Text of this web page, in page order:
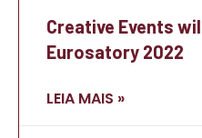
Creative Events
Eurosatory 2022
LEIA MAIS »